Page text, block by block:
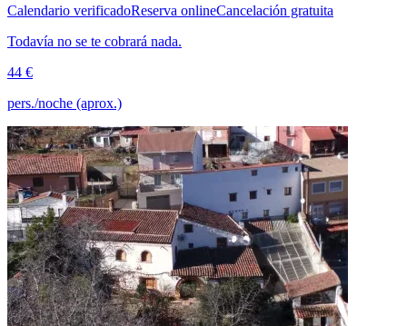
Calendario verificadoReserva onlineCancelación gratuita
Todavía no se te cobrará nada.
44 €
pers./noche (aprox.)